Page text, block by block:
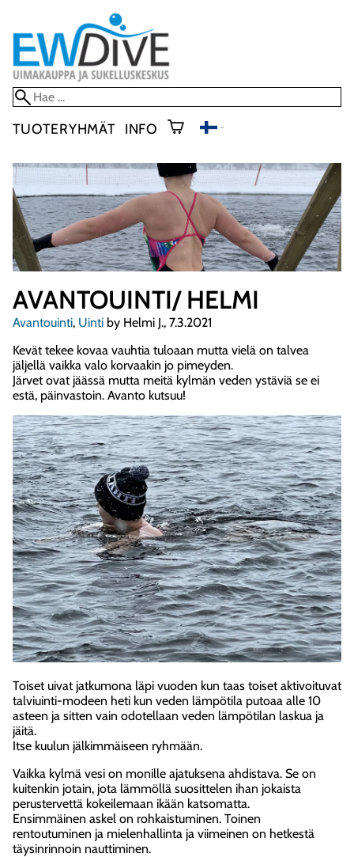
TUOTERYHMÄT INFO
AVANTOUINTI/ HELMI
Avantouinti, Uinti by Helmi J., 7.3.2021
Kevät tekee kovaa vauhtia tuloaan mutta vielä on talvea
jäljellä vaikka valo korvaakin jo pimeyden.
Järvet ovat jäässä mutta meitä kylmän veden ystäviä se ei
estä, päinvastoin. Avanto kutsuu!
Toiset uivat jatkumona läpi vuoden kun taas toiset aktivoituvat
talviuinti-modeen heti kun veden lämpötila putoaa alle 10
asteen ja sitten vain odotellaan veden lämpötilan laskua ja
jäitä.
Itse kuulun jälkimmäiseen ryhmään.
Vaikka kylmä vesi on monille ajatuksena ahdistava. Se on
kuitenkin jotain, jota lämmöllä suosittelen ihan jokaista
perustervettä kokeilemaan ikään katsomatta.
Ensimmäinen askel on rohkaistuminen. Toinen
rentoutuminen ja mielenhallinta ja viimeinen on hetkestä
täysinrinnoin nauttiminen.